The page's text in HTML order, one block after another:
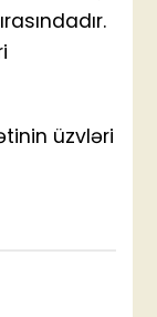
üzvləri